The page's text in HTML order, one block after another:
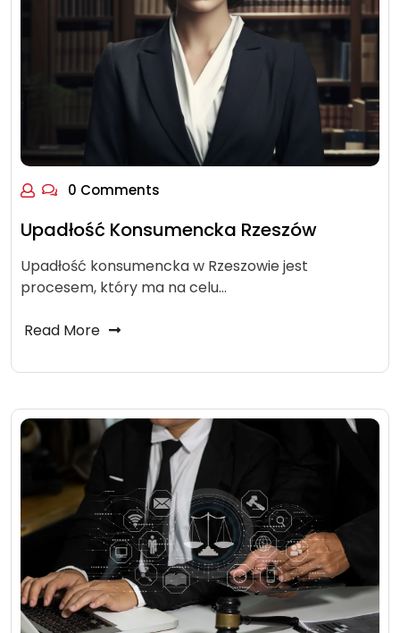
0 Comments
Upadłość Konsumencka Rzeszów
Upadłość konsumencka w Rzeszowie jest
procesem, który ma na celu…
Read More